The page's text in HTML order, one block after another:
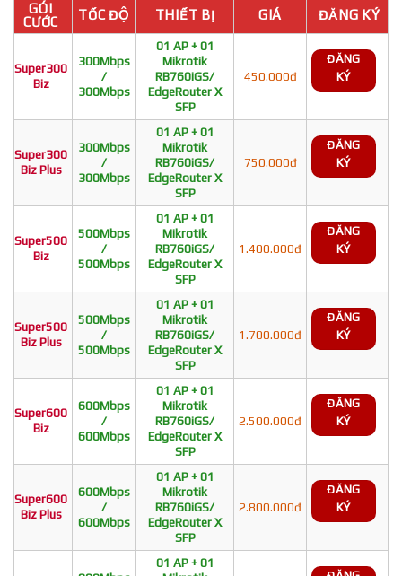
GÓI
CƯỚC
TỐC ĐỘ THIẾT BỊ GIÁ ĐĂNG KÝ
Super300
Biz
300Mbps
/
300Mbps
01 AP + 01
Mikrotik
RB760iGS/
EdgeRouter X
SFP
450.000đ
ĐĂNG
KÝ
Super300
Biz Plus
300Mbps
/
300Mbps
01 AP + 01
Mikrotik
RB760iGS/
EdgeRouter X
SFP
750.000đ
ĐĂNG
KÝ
Super500
Biz
500Mbps
/
500Mbps
01 AP + 01
Mikrotik
RB760iGS/
EdgeRouter X
SFP
1.400.000đ
ĐĂNG
KÝ
Super500
Biz Plus
500Mbps
/
500Mbps
01 AP + 01
Mikrotik
RB760iGS/
EdgeRouter X
SFP
1.700.000đ
ĐĂNG
KÝ
Super600
Biz
600Mbps
/
600Mbps
01 AP + 01
Mikrotik
RB760iGS/
EdgeRouter X
SFP
2.500.000đ
ĐĂNG
KÝ
Super600
Biz Plus
600Mbps
/
600Mbps
01 AP + 01
Mikrotik
RB760iGS/
EdgeRouter X
SFP
2.800.000đ
ĐĂNG
KÝ
01 AP + 01